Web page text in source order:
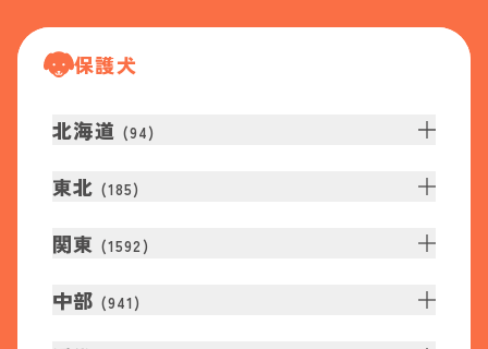
保護犬
北海道 (94)
東北 (185)
関東 (1592 )
中部 (941 )